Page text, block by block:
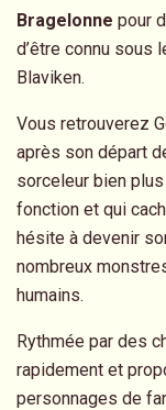
Bragelonne pour
d’être connu sous
Blaviken.
Vous retrouverez
après son départ
sorceleur bien
fonction et qui
hésite à devenir
nombreux
humains.
Rythmée par des
rapidement et
personnages de